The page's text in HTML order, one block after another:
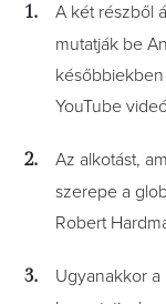
A két részből
mutatják be
YouTube
Az alkotást,
szerepe a
Robert
Ugyanakkor